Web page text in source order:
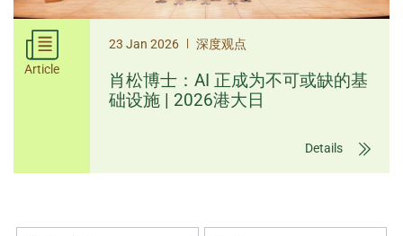
Article
23 Jan 2026 | 深度观点
肖松博士：AI 正成为不可或缺的基
础设施 | 2026港大日
Details